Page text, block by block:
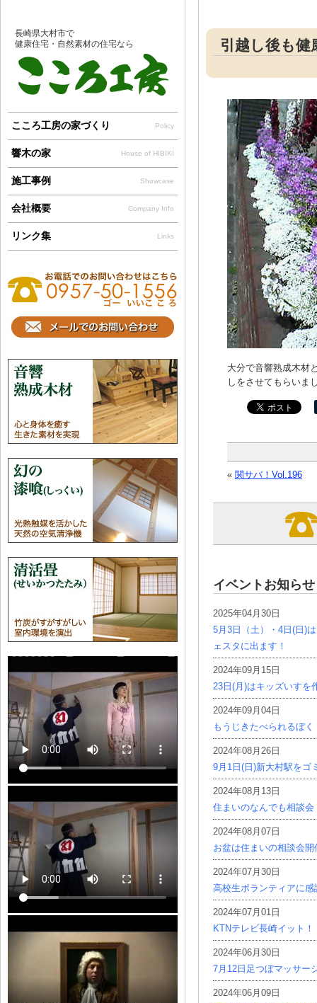
引越し後も健
大分で音響熟成木材
しをさせてもらいま
« 関サバ！Vol.196
イベントお知らせ
2025年04月30日
5月3日（土）・4日(日)
ェスタに出ます！
2024年09月15日
23日(月)はキッズいすを
2024年09月04日
もうじきたべられるぼく
2024年08月26日
9月1日(日)新大村駅をゴ
2024年08月13日
住まいのなんでも相談会
2024年08月07日
お盆は住まいの相談会開
2024年07月30日
高校生ボランティアに感
2024年07月01日
KTNテレビ長崎イット！
2024年06月30日
7月12日足つぼマッサー
2024年06月09日
長崎県大村市で
健康住宅・自然素材の住宅なら
こころ工房の家づくり Policy
響木の家 House of HIBIKI
施工事例 Showcase
会社概要 Company Info
リンク集 Links